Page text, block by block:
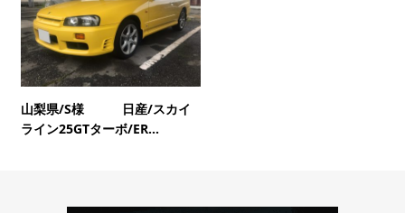
山梨県/S様 日産/スカイ
ライン25GTターボ/ER...